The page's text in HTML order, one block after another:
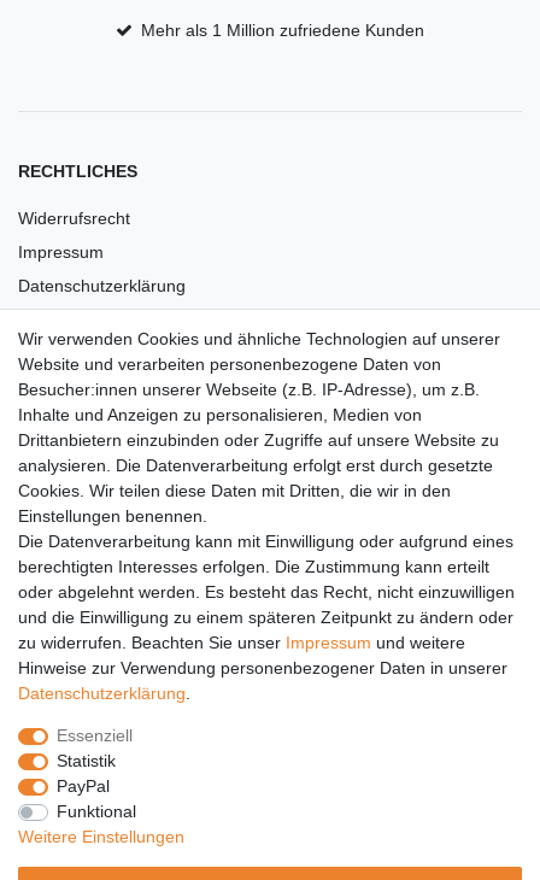
Mehr als 1 Million zufriedene Kunden
RECHTLICHES
Widerrufsrecht
Impressum
Datenschutzerklärung
Versandkosten
Barrierefreiheit
Anleitungen
Vertrag widerrufen
PARTNER
DHL
GLS
PaketPLUS
SPONSORING
Malchower SV 90
Malchower Wölfe
ZERTIFIKATE
Händlerbund
Wir verwenden Cookies und ähnliche Technologien auf unserer
Website und verarbeiten personenbezogene Daten von
Besucher:innen unserer Webseite (z.B. IP-Adresse), um z.B.
Inhalte und Anzeigen zu personalisieren, Medien von
Drittanbietern einzubinden oder Zugriffe auf unsere Website zu
analysieren. Die Datenverarbeitung erfolgt erst durch gesetzte
Cookies. Wir teilen diese Daten mit Dritten, die wir in den
Einstellungen benennen.
Die Datenverarbeitung kann mit Einwilligung oder aufgrund eines
berechtigten Interesses erfolgen. Die Zustimmung kann erteilt
oder abgelehnt werden. Es besteht das Recht, nicht einzuwilligen
und die Einwilligung zu einem späteren Zeitpunkt zu ändern oder
zu widerrufen. Beachten Sie unser Impressum und weitere
Hinweise zur Verwendung personenbezogener Daten in unserer
Daten­schutz­erklärung
Essenziell
Statistik
PayPal
Funktional
Weitere Einstellungen